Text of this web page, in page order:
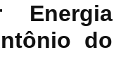
Energia
do